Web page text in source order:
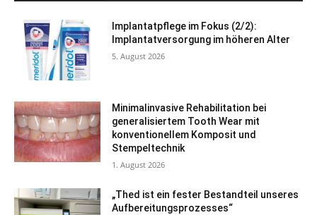
Implantatpflege im Fokus (2/2):
Implantatversorgung im höheren Alter
5. August 2026
Minimalinvasive Rehabilitation bei
generalisiertem Tooth Wear mit
konventionellem Komposit und
Stempeltechnik
1. August 2026
„Thed ist ein fester Bestandteil unseres
Aufbereitungsprozesses“